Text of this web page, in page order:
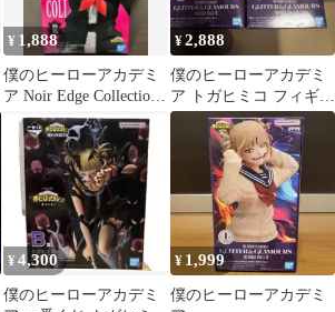
¥ 1,888
僕のヒーローアカデミ
ア Noir Edge Collection
トガヒミコ
¥2,888
僕のヒーローアカデミ
ア トガヒミコ フィギュ
ア 2種セット
¥ 4,300
僕のヒーローアカデミ
¥ 1,999
僕のヒーローアカデミ